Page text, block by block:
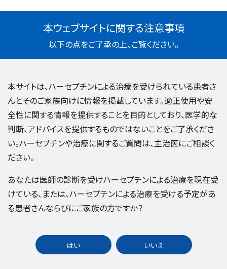
本ウェブサイトに関する注意事項
以下の点をご了承の上、ご覧ください。
本サイトは、ハーセプチンによる治療を受けられている患者さ
んとそのご家族向けに情報を掲載しています。適正使用や安
全性に関する情報を提供することを目的としており、医学的な
判断、アドバイスを提供するものではないことをご了承くださ
い。ハーセプチンや治療に関するご質問は、主治医にご相談く
ださい。
あなたは医師の診断を受けハーセプチンによる治療を現在受
けている、または、ハーセプチンによる治療を受ける予定があ
る患者さんならびにご家族の方ですか？
はい いいえ